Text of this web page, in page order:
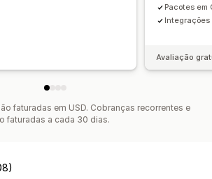
Pacotes em
Integrações
Avaliação
faturadas em USD. Cobranças recorrentes e
faturadas a cada 30 dias.